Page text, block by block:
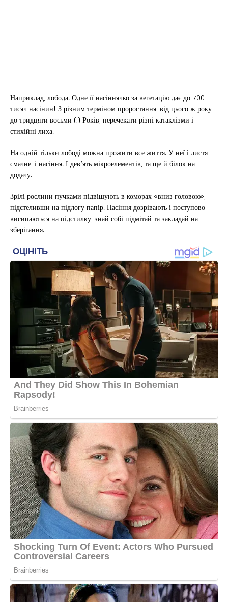
Наприклад, лобода. Одне її насіннячко за вегетацію дає до 700
тисяч насінин! З різним терміном проростання, від цього ж року
до тридцяти восьми (!) Років, перечекати різні катаклізми і
стихійні лиха.
На одній тільки лободі можна прожити все життя. У неї і листя
смачне, і насіння. І дев’ять мікроелементів, та ще й білок на
додачу.
Зрілі рослини пучками підвішують в коморах «вниз головою»,
підстеливши на підлогу папір. Насіння дозрівають і поступово
висипаються на підстилку, знай собі підмітай та закладай на
зберігання.